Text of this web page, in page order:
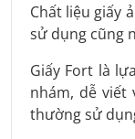
Chất liệu giấy
sử dụng cũng
Giấy Fort là
nhám, dễ
thường sử